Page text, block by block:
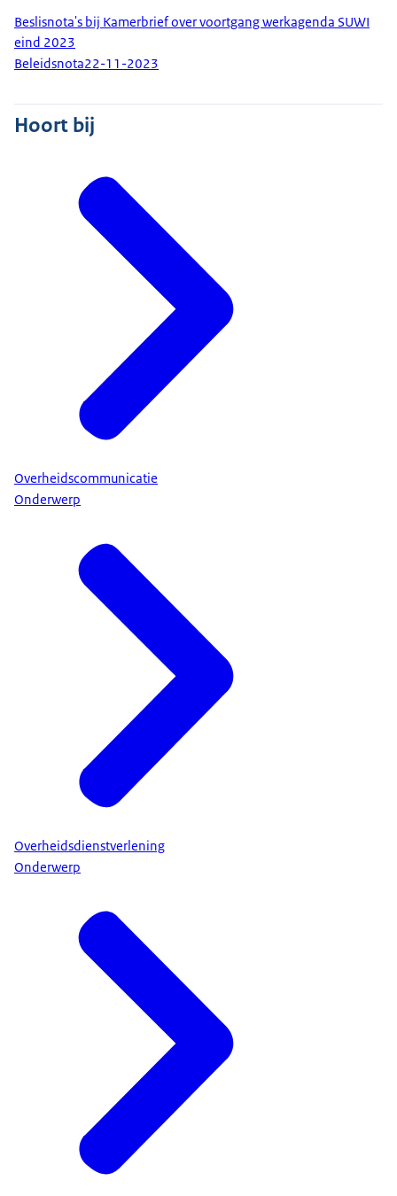
Beslisnota's bij Kamerbrief over voortgang werkagenda SUWI
eind 2023
Beleidsnota22-11-2023
Hoort bij
Overheidscommunicatie
Onderwerp
Overheidsdienstverlening
Onderwerp